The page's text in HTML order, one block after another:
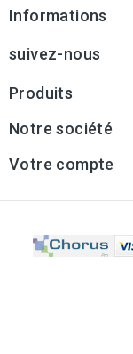
Informations
suivez-nous
Produits
Notre société
Votre compte